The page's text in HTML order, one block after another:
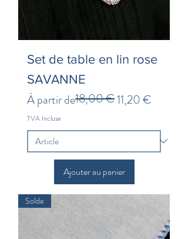
Set de table en lin rose
SAVANNE
À partir de
Prix original18,00 €11,20 €
Prix promotionnel
TVA Incluse
Ajouter au panier
Solde